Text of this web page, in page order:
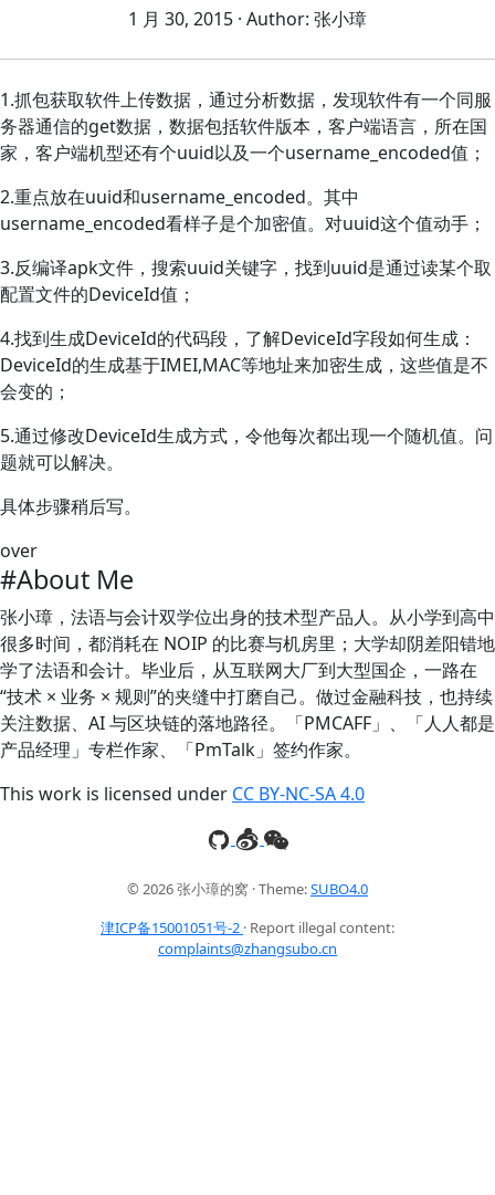
1 月 30, 2015 · Author: 张小璋
1.抓包获取软件上传数据，通过分析数据，发现软件有一个同服
务器通信的get数据，数据包括软件版本，客户端语言，所在国
家，客户端机型还有个uuid以及一个username_encoded值；
2.重点放在uuid和username_encoded。其中
username_encoded看样子是个加密值。对uuid这个值动手；
3.反编译apk文件，搜索uuid关键字，找到uuid是通过读某个取
配置文件的DeviceId值；
4.找到生成DeviceId的代码段，了解DeviceId字段如何生成：
DeviceId的生成基于IMEI,MAC等地址来加密生成，这些值是不
会变的；
5.通过修改DeviceId生成方式，令他每次都出现一个随机值。问
题就可以解决。
具体步骤稍后写。
over
#About Me
张小璋，法语与会计双学位出身的技术型产品人。从小学到高中
很多时间，都消耗在 NOIP 的比赛与机房里；大学却阴差阳错地
学了法语和会计。毕业后，从互联网大厂到大型国企，一路在
“技术 × 业务 × 规则”的夹缝中打磨自己。做过金融科技，也持续
关注数据、AI 与区块链的落地路径。「PMCAFF」、「人人都是
产品经理」专栏作家、「PmTalk」签约作家。
This work is licensed under CC BY-NC-SA 4.0
© 2026 张小璋的窝 · Theme:SUBO4.0
津ICP备15001051号-2 · Report illegal content:
complaints@zhangsubo.cn